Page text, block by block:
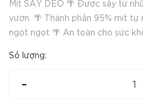
Mít SẤY DẺO 🌴 Được sấy từ
vườn. 🌴 Thành phần 95% mít tự
ngọt ngọt 🌴 An toàn cho sức khỏe, là món quà vặt yêu thích
đình bạn, thí...
Số lượng:
-